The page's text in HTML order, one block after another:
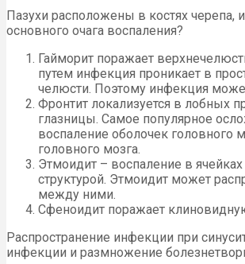
Пазухи расположены в костях черепа,
основного очага воспаления?
Гайморит поражает
путем инфекция проникает в
челюсти. Поэтому инфекция
Фронтит локализуется в лобных
глазницы. Самое популярное
воспаление оболочек головного
головного мозга.
Этмоидит – воспаление в
структурой. Этмоидит может
между ними.
Сфеноидит поражает
Распространение инфекции при
инфекции и размножение